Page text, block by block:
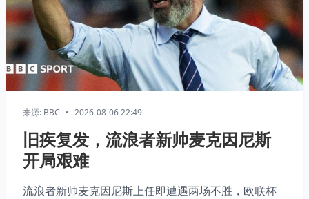
来源: BBC • 2026-08-06 22:49
旧疾复发，流浪者新帅麦克因尼斯
开局艰难
流浪者新帅麦克因尼斯上任即遭遇两场不胜，欧联杯